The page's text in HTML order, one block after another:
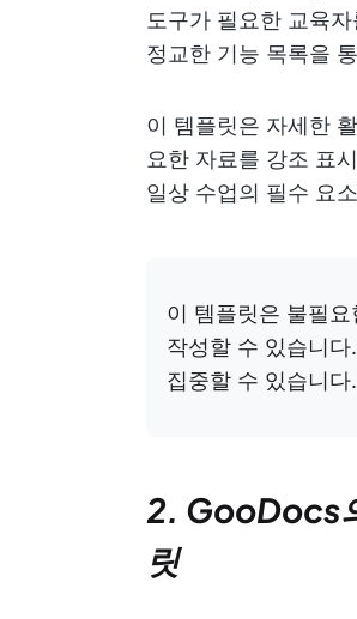
도구가 필요한 교육
정교한 기능 목록을
이 템플릿은 자세한
요한 자료를 강조 표
일상 수업의 필수 요
이 템플릿은 불필
작성할 수 있습니
집중할 수 있습니다.
2. GooDocs
릿